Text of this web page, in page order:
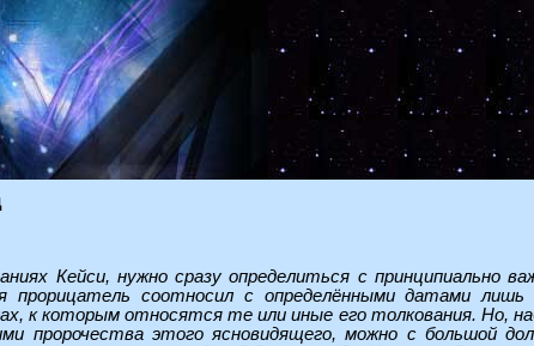
Кейси, нужно сразу определиться с
прорицатель соотносил с определёнными датами
к которым относятся те или иные его толкования. Но,
пророчества этого ясновидящего, можно с большой